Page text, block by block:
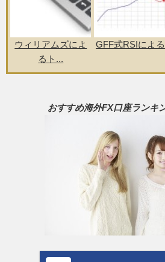
ウィリアムズによ
るト...
GFF式RSIによ
おすすめ海外FX口座ランキ